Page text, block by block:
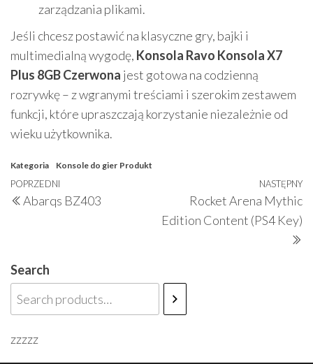
zarządzania plikami.
Jeśli chcesz postawić na klasyczne gry, bajki i
multimedialną wygodę, Konsola Ravo Konsola X7
Plus 8GB Czerwona jest gotowa na codzienną
rozrywkę – z wgranymi treściami i szerokim zestawem
funkcji, które upraszczają korzystanie niezależnie od
wieku użytkownika.
Kategoria Konsole do gier Produkt
Nawigacja
wpisu
Poprzedni
wpis
POPRZEDNI
Abarqs BZ403
NASTĘPNY
Rocket Arena Mythic
Edition Content (PS4 Key)
Search
zzzzz